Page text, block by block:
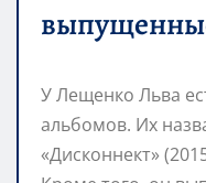
У Лещенко Льва
альбомов. Их
«Дисконнект»